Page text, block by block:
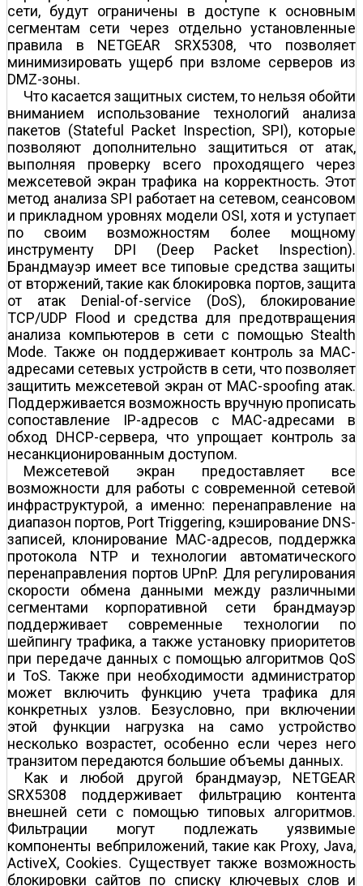
сети, будут ограничены в доступе к основным
сегментам сети через отдельно установленные
правила в NETGEAR SRX5308, что позволяет
минимизировать ущерб при взломе серверов из
DMZ-зоны.
Что касается защитных систем, то нельзя обойти
вниманием использование технологий анализа
пакетов (Stateful Packet Inspection, SPI), которые
позволяют дополнительно защититься от атак,
выполняя проверку всего проходящего через
межсетевой экран трафика на корректность. Этот
метод анализа SPI работает на сетевом, сеансовом
и прикладном уровнях модели OSI, хотя и уступает
по своим возможностям более мощному
инструменту DPI (Deep Packet Inspection).
Брандмауэр имеет все типовые средства защиты
от вторжений, такие как блокировка портов, защита
от атак Denial-of-service (DoS), блокирование
TCP/UDP Flood и средства для предотвращения
анализа компьютеров в сети с помощью Stealth
Mode. Также он поддерживает контроль за MAC-
адресами сетевых устройств в сети, что позволяет
защитить межсетевой экран от MAC-spoofing атак.
Поддерживается возможность вручную прописать
сопоставление IP-адресов с MAC-адресами в
обход DHCP-сервера, что упрощает контроль за
несанкционированным доступом.
Межсетевой экран предоставляет все
возможности для работы с современной сетевой
инфраструктурой, а именно: перенаправление на
диапазон портов, Port Triggering, кэширование DNS-
записей, клонирование MAC-адресов, поддержка
протокола NTP и технологии автоматического
перенаправления портов UPnP. Для регулирования
скорости обмена данными между различными
сегментами корпоративной сети брандмауэр
поддерживает современные технологии по
шейпингу трафика, а также установку приоритетов
при передаче данных с помощью алгоритмов QoS
и ToS. Также при необходимости администратор
может включить функцию учета трафика для
конкретных узлов. Безусловно, при включении
этой функции нагрузка на само устройство
несколько возрастет, особенно если через него
транзитом передаются большие объемы данных.
Как и любой другой брандмауэр, NETGEAR
SRX5308 поддерживает фильтрацию контента
внешней сети с помощью типовых алгоритмов.
Фильтрации могут подлежать уязвимые
компоненты веб­приложений, такие как Proxy, Java,
ActiveX, Cookies. Существует также возможность
блокировки сайтов по списку ключевых слов и